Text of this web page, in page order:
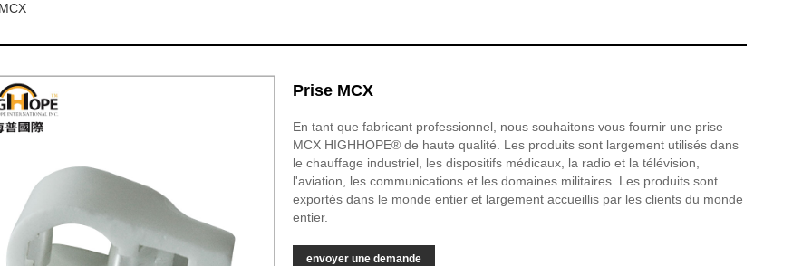
Prise MCX
En tant que fabricant professionnel, nous souhaitons vous fournir une prise
MCX HIGHHOPE® de haute qualité. Les produits sont largement utilisés dans
le chauffage industriel, les dispositifs médicaux, la radio et la télévision,
l'aviation, les communications et les domaines militaires. Les produits sont
exportés dans le monde entier et largement accueillis par les clients du monde
entier.
envoyer une demande